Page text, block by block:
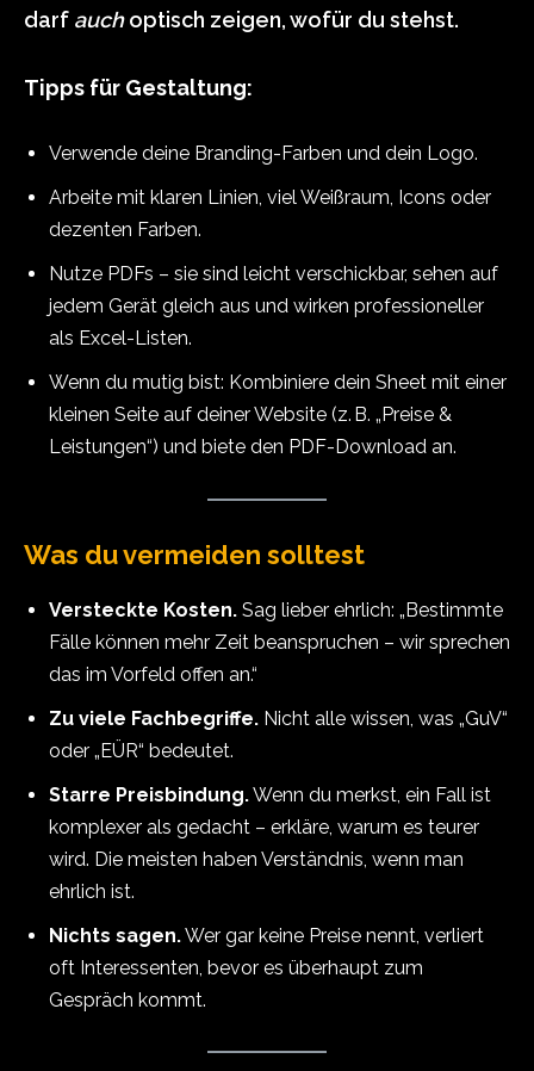
darf auchoptisch zeigen, wofür du stehst.
Tipps für Gestaltung:
Verwende deine Branding-Farben und dein Logo.
Arbeite mit klaren Linien, viel Weißraum, Icons oder
dezenten Farben.
Nutze PDFs – sie sind leicht verschickbar, sehen auf
jedem Gerät gleich aus und wirken professioneller
als Excel-Listen.
Wenn du mutig bist: Kombiniere dein Sheet mit einer
kleinen Seite auf deiner Website (z. B. „Preise &
Leistungen“) und biete den PDF-Download an.
Was du vermeiden solltest
Versteckte Kosten. Sag lieber ehrlich: „Bestimmte
Fälle können mehr Zeit beanspruchen – wir sprechen
das im Vorfeld offen an.“
Zu viele Fachbegriffe. Nicht alle wissen, was „GuV“
oder „EÜR“ bedeutet.
Starre Preisbindung.Wenn du merkst, ein Fall ist
komplexer als gedacht – erkläre, warum es teurer
wird. Die meisten haben Verständnis, wenn man
ehrlich ist.
Nichts sagen.Wer gar keine Preise nennt, verliert
oft Interessenten, bevor es überhaupt zum
Gespräch kommt.